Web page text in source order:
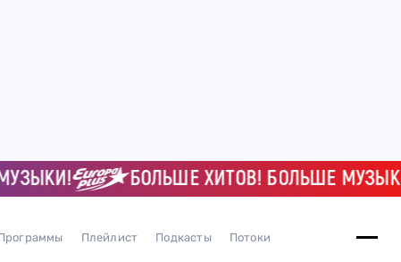
БОЛЬШЕ ХИТОВ! БОЛЬШЕ МУЗЫКИ!
Плейлист Подкасты Потоки